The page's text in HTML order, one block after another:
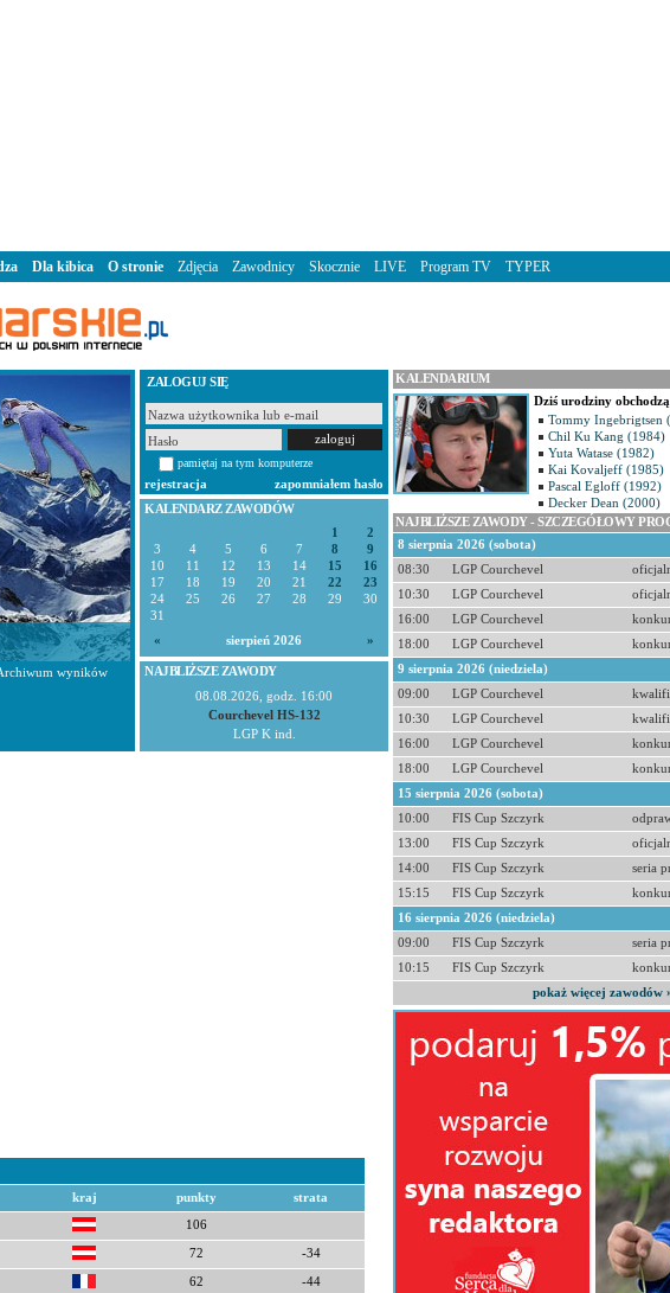
ZALOGUJ SIĘ
pamiętaj na tym komputerze
rejestracja
zapomniałem hasło
KALENDARZ ZAWODÓW
1
2
3
4 5 6 7 8
9
10
11 12 13 14 15
16
17
18 19 20 21 22
23
24
25 26 27 28 29
30
31
«
sierpień 2026 »
NAJBLIŻSZE ZAWODY
08.08.2026, godz. 16:00
Courchevel HS-132
LGP K ind.
kraj punkty strata
106
72 -34
62 -44
wyników
KALENDARIUM
Dziś urodziny
Tommy Ingebrigtsen
Chil Ku Kang (1984)
Yuta Watase (1982)
Kai Kovaljeff (1985)
Pascal Egloff (1992)
Decker Dean (2000)
NAJBLIŻSZE ZAWODY - SZCZEGÓŁOWY
8 sierpnia 2026 (sobota)
08:30
LGP Courchevel
10:30
LGP Courchevel
16:00
LGP Courchevel
18:00
LGP Courchevel
9 sierpnia 2026 (niedziela)
09:00
LGP Courchevel
10:30
LGP Courchevel
16:00
LGP Courchevel
18:00
LGP Courchevel
15 sierpnia 2026 (sobota)
10:00
FIS Cup Szczyrk
13:00
FIS Cup Szczyrk
14:00
FIS Cup Szczyrk
seria
15:15
FIS Cup Szczyrk
16 sierpnia 2026 (niedziela)
09:00
FIS Cup Szczyrk
seria
10:15
FIS Cup Szczyrk
pokaż więcej zawodów
Dla kibica O stronie Zdjęcia Zawodnicy Skocznie LIVE Program TV TYPER